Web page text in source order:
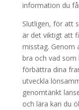
information du
Slutligen, för att
är det viktigt att
misstag. Genom
bra och vad
förbättra dina
utveckla
genomtänkt
och lära kan du